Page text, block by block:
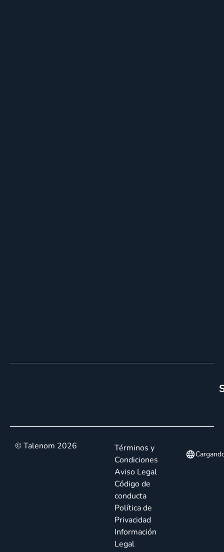
© Talenom 2026
Términos y
Condiciones
Aviso Legal
Código de
conducta
Política de
Privacidad
Información
Legal